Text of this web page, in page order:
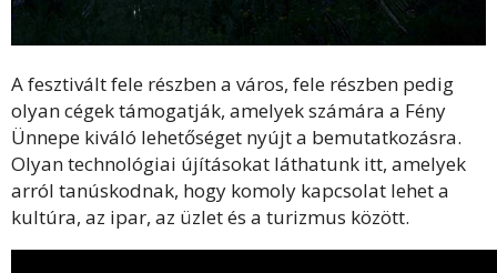
A fesztivált fele részben a város, fele részben pedig
olyan cégek támogatják, amelyek számára a Fény
Ünnepe kiváló lehetőséget nyújt a bemutatkozásra.
Olyan technológiai újításokat láthatunk itt, amelyek
arról tanúskodnak, hogy komoly kapcsolat lehet a
kultúra, az ipar, az üzlet és a turizmus között.